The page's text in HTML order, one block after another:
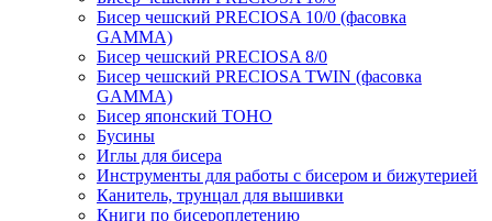
Бисер чешский PRECIOSA 10/0 (фасовка
GAMMA)
Бисер чешский PRECIOSA 8/0
Бисер чешский PRECIOSA TWIN (фасовка
GAMMA)
Бисер японский TOHO
Бусины
Иглы для бисера
Инструменты для работы с бисером и бижутерией
Канитель, трунцал для вышивки
Книги по бисероплетению